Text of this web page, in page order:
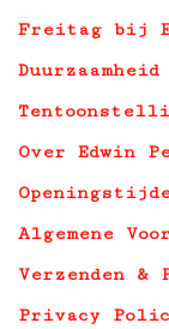
Freitag bij
Duurzaamheid
Over Edwin
Algemene
Verzenden &
Privacy